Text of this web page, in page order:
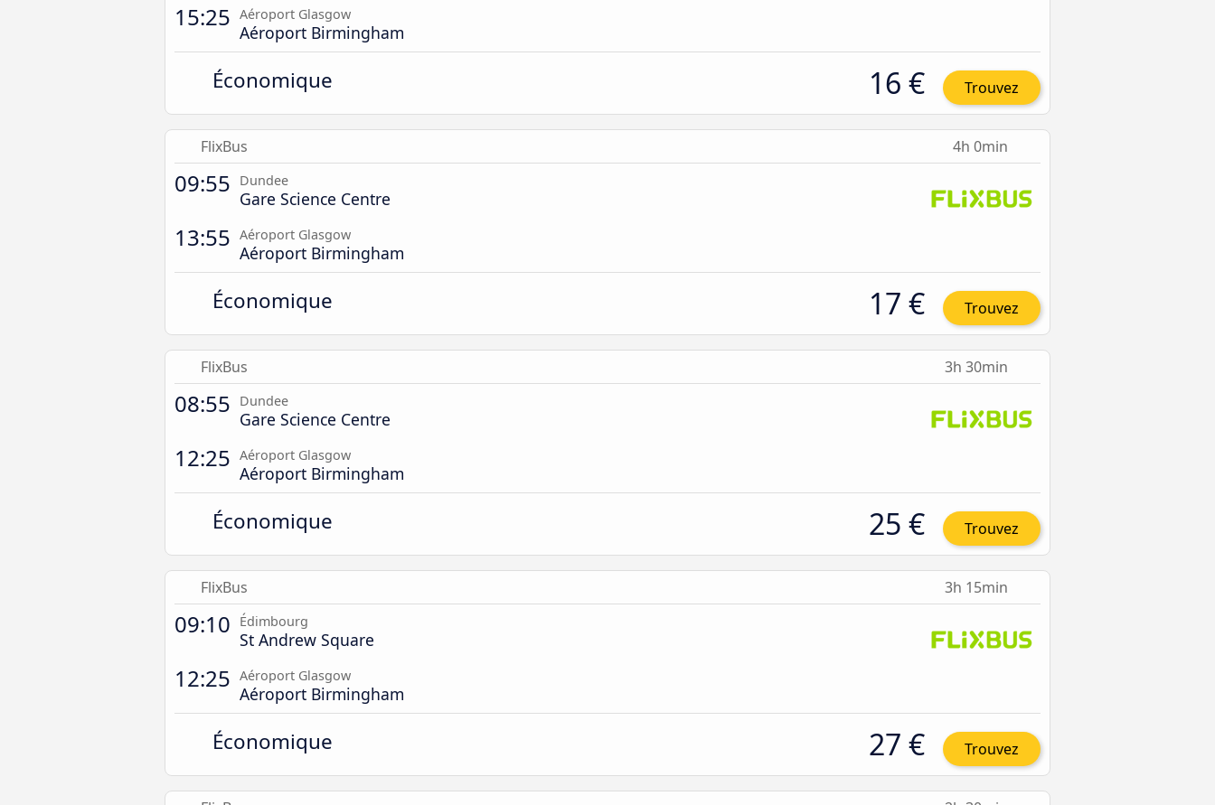
15:25 Aéroport Glasgow
Aéroport Birmingham
Économique 16 € Trouvez
FlixBus 4h 0min
09:55 Dundee
Gare Science Centre
13:55 Aéroport Glasgow
Aéroport Birmingham
Économique 17 € Trouvez
FlixBus 3h 30min
08:55 Dundee
Gare Science Centre
12:25 Aéroport Glasgow
Aéroport Birmingham
Économique 25 € Trouvez
FlixBus 3h 15min
09:10 Édimbourg
St Andrew Square
12:25 Aéroport Glasgow
Aéroport Birmingham
Économique 27 € Trouvez